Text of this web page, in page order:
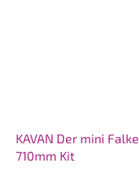
KAVAN Der mini Falke
710mm Kit